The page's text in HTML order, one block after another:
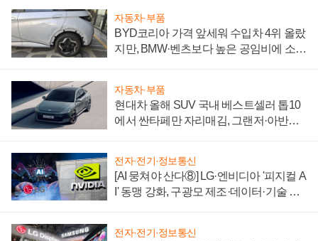
자동차·부품
BYD코리아 가격 앞세워 수입차 4위 올랐
지만, BMW·벤츠보다 높은 공임비에 소비
자동차·부품
현대차 올해 SUV 국내 베스트셀러 톱10
에서 싼타페만 자리매김, 그랜저·아반떼
전자·전기·정보통신
[AI 뭉쳐야 산다⑧] LG·엔비디아 '피지컬 A
I' 동맹 강화, 구광모 제조·데이터·기술 결
전자·전기·정보통신